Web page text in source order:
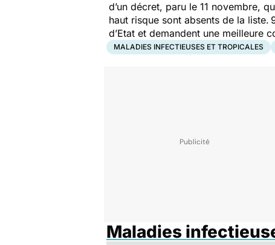
d’un décret, paru le 11 novembre,
haut risque sont absents de la
d’Etat et demandent une meilleure
MALADIES INFECTIEUSES ET TROPICALES
Maladies